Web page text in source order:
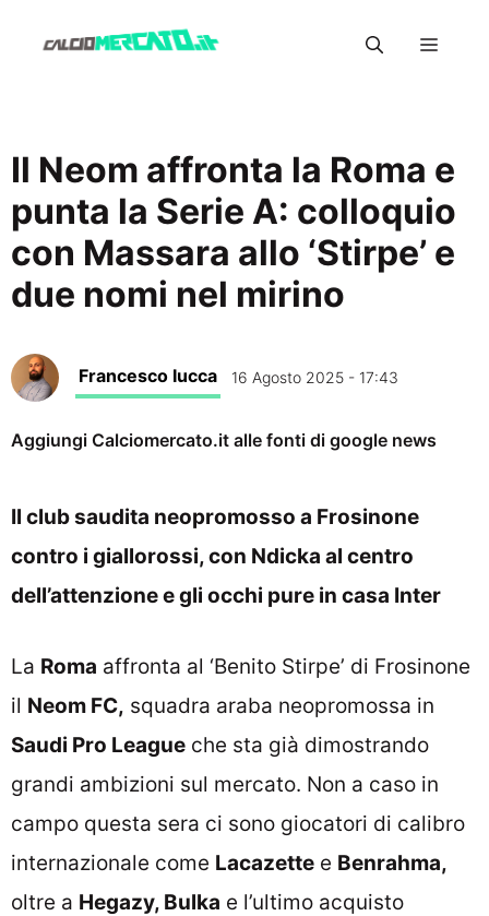
Menu
Il Neom affronta la Roma e
punta la Serie A: colloquio
con Massara allo ‘Stirpe’ e
due nomi nel mirino
Francesco Iucca 16 Agosto 2025 - 17:43
Aggiungi Calciomercato.it alle fonti di google news
Il club saudita neopromosso a Frosinone
contro i giallorossi, con Ndicka al centro
dell’attenzione e gli occhi pure in casa Inter
La Roma affronta al ‘Benito Stirpe’ di Frosinone
il Neom FC, squadra araba neopromossa in
Saudi Pro League che sta già dimostrando
grandi ambizioni sul mercato. Non a caso in
campo questa sera ci sono giocatori di calibro
internazionale come Lacazette e Benrahma,
oltre a Hegazy, Bulka e l’ultimo acquisto